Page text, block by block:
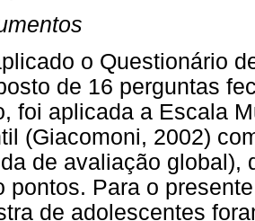
o Questionário
de 16 perguntas
foi aplicada a Escala
(Giacomoni, 2002)
de avaliação global),
pontos. Para o
de adolescentes